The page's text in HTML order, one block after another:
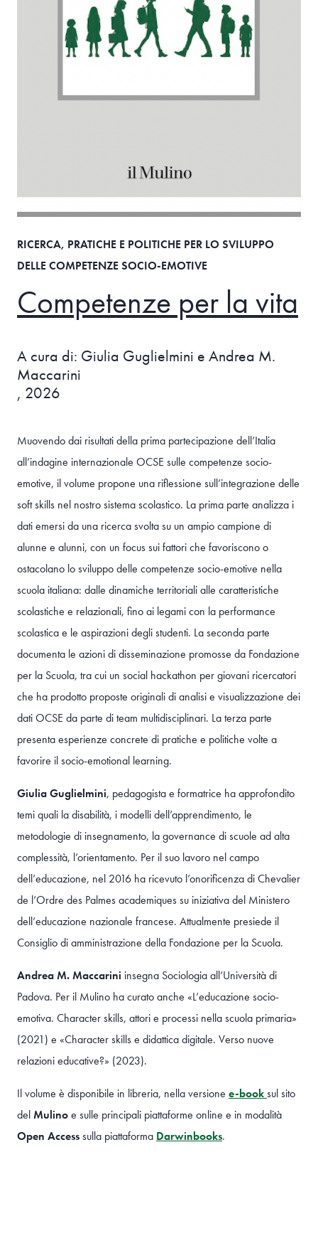
RICERCA, PRATICHE E POLITICHE PER LO SVILUPPO
DELLE COMPETENZE SOCIO-EMOTIVE
Competenze per la vita
A cura di: Giulia Guglielmini e Andrea M.
Maccarini
, 2026
Muovendo dai risultati della prima partecipazione dell’Italia
all’indagine internazionale OCSE sulle competenze socio-
emotive, il volume propone una riflessione sull’integrazione delle
soft skills nel nostro sistema scolastico. La prima parte analizza i
dati emersi da una ricerca svolta su un ampio campione di
alunne e alunni, con un focus sui fattori che favoriscono o
ostacolano lo sviluppo delle competenze socio-emotive nella
scuola italiana: dalle dinamiche territoriali alle caratteristiche
scolastiche e relazionali, fino ai legami con la performance
scolastica e le aspirazioni degli studenti. La seconda parte
documenta le azioni di disseminazione promosse da Fondazione
per la Scuola, tra cui un social hackathon per giovani ricercatori
che ha prodotto proposte originali di analisi e visualizzazione dei
dati OCSE da parte di team multidisciplinari. La terza parte
presenta esperienze concrete di pratiche e politiche volte a
favorire il socio-emotional learning.
Giulia Guglielmini, pedagogista e formatrice ha approfondito
temi quali la disabilità, i modelli dell’apprendimento, le
metodologie di insegnamento, la governance di scuole ad alta
complessità, l’orientamento. Per il suo lavoro nel campo
dell’educazione, nel 2016 ha ricevuto l’onorificenza di Chevalier
de l’Ordre des Palmes academiques su iniziativa del Ministero
dell’educazione nazionale francese. Attualmente presiede il
Consiglio di amministrazione della Fondazione per la Scuola.
Andrea M. Maccarini insegna Sociologia all’Università di
Padova. Per il Mulino ha curato anche «L’educazione socio-
emotiva. Character skills, attori e processi nella scuola primaria»
(2021) e «Character skills e didattica digitale. Verso nuove
relazioni educative?» (2023).
Il volume è disponibile in libreria, nella versione e-booksul sito
delMulinoe sulle principali piattaforme online e in modalità
Open Accesssulla piattaforma Darwinbooks.